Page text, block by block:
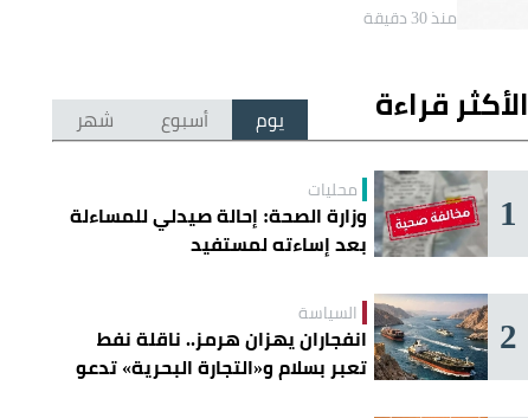
منذ 30 دقيقة
الأكثر قراءة يوم أسبوع شهر
1 محليات
وزارة الصحة: إحالة صيدلي للمساءلة
بعد إساءته لمستفيد
2 السياسة
انفجاران يهزان هرمز.. ناقلة نفط
تعبر بسلام و«التجارة البحرية» تدعو